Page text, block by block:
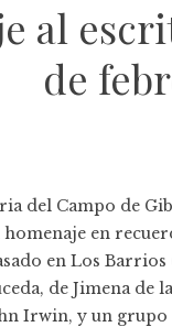
al
de
del Campo de
homenaje en
en Los Barrios
de Jimena
Irwin, y un